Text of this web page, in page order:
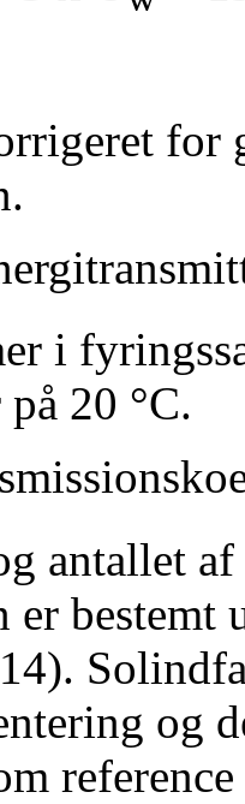
for
i
20 °C.
antallet
er bestemt
og